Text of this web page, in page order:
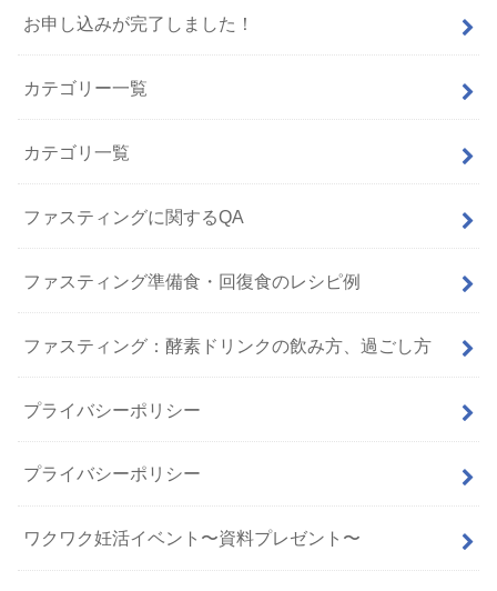
お申し込みが完了しました！
カテゴリー一覧
カテゴリ一覧
ファスティングに関するQA
ファスティング準備食・回復食のレシピ例
ファスティング：酵素ドリンクの飲み方、過ごし方
プライバシーポリシー
プライバシーポリシー
ワクワク妊活イベント〜資料プレゼント〜